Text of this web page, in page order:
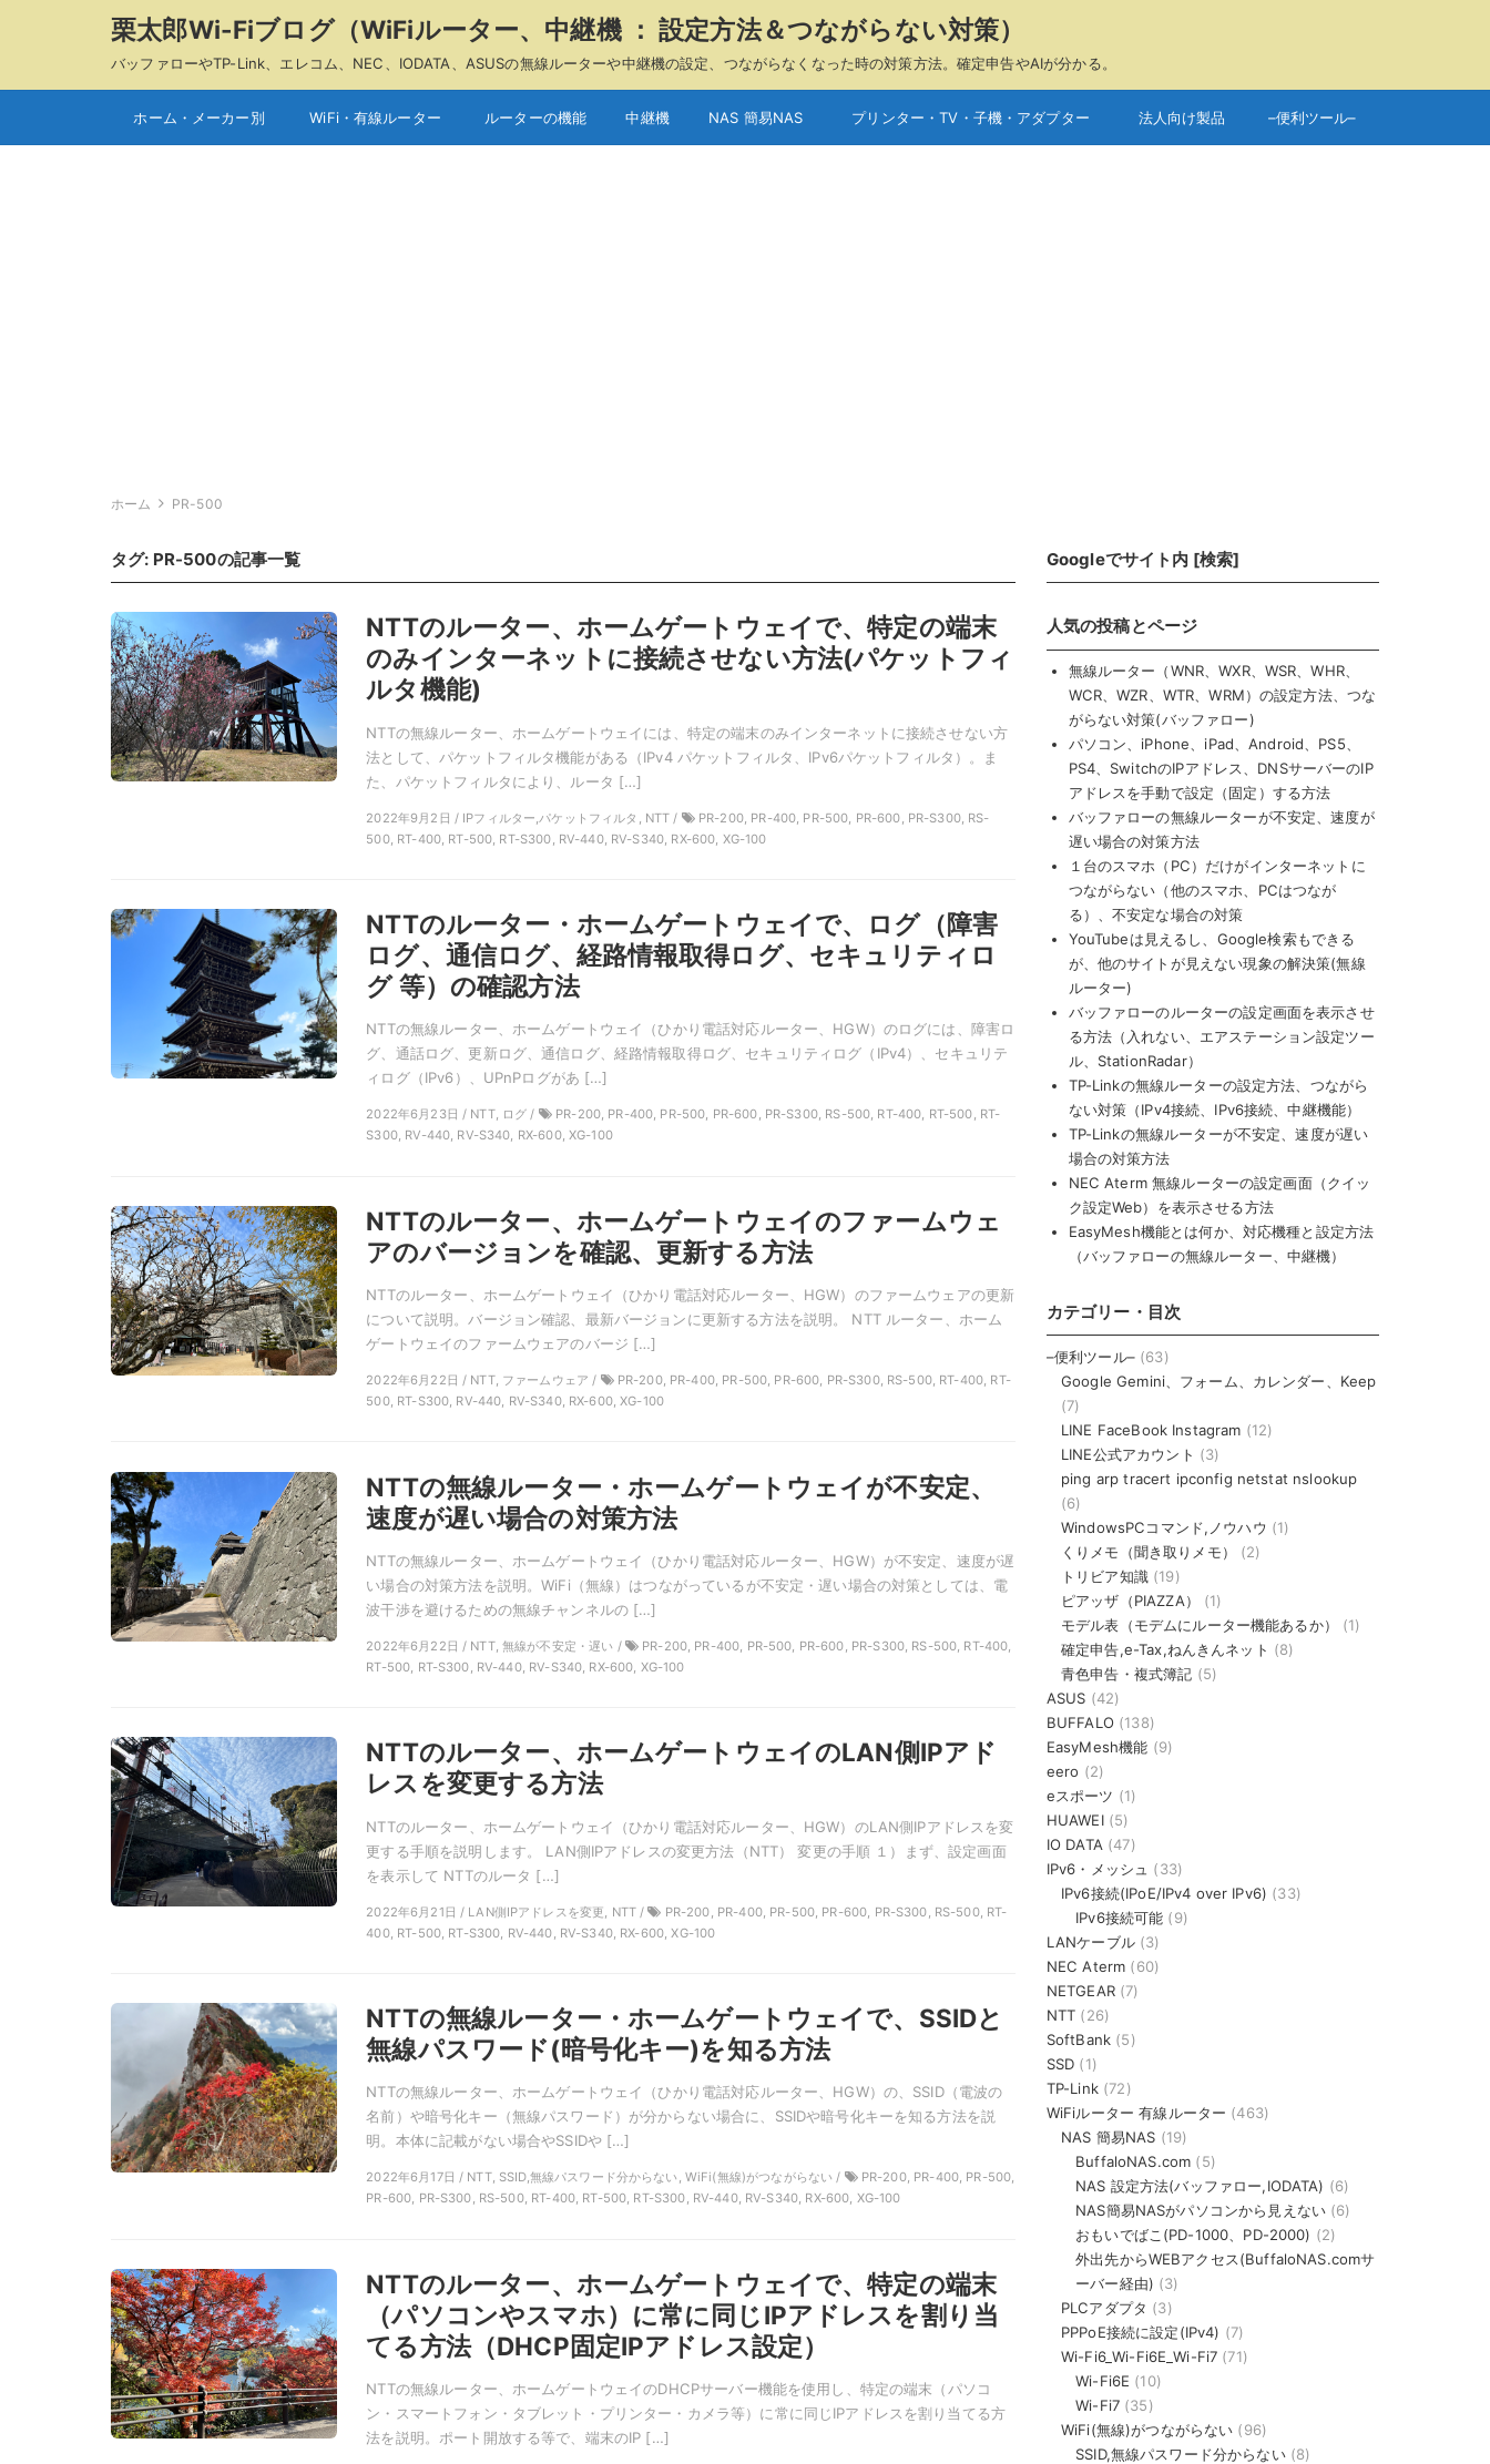
栗太郎Wi-Fiブログ（WiFiルーター、中継機 ： 設定方法＆つながらない対策）
バッファローやTP-Link、エレコム、NEC、IODATA、ASUSの無線ルーターや中継機の設定、つながらなくなった時の対策方法。確定申告やAIが分かる。
ホーム・メーカー別 WiFi・有線ルーター ルーターの機能 中継機 NAS 簡易NAS プリンター・TV・子機・アダプター 法人向け製品 –便利ツール–
ホーム PR-500
タグ: PR-500の記事一覧
NTTのルーター、ホームゲートウェイで、特定の端末
のみインターネットに接続させない方法(パケットフィ
ルタ機能)
NTTの無線ルーター、ホームゲートウェイには、特定の端末のみインターネットに接続させない方
法として、パケットフィルタ機能がある（IPv4 パケットフィルタ、IPv6パケットフィルタ）。ま
た、パケットフィルタにより、ルータ […]
2022年9月2日 / IPフィルター,パケットフィルタ, NTT /
PR-200, PR-400, PR-500, PR-600, PR-S300, RS-
500, RT-400, RT-500, RT-S300, RV-440, RV-S340, RX-600, XG-100
NTTのルーター・ホームゲートウェイで、ログ（障害
ログ、通信ログ、経路情報取得ログ、セキュリティロ
グ 等）の確認方法
NTTの無線ルーター、ホームゲートウェイ（ひかり電話対応ルーター、HGW）のログには、障害ロ
グ、通話ログ、更新ログ、通信ログ、経路情報取得ログ、セキュリティログ（IPv4）、セキュリテ
ィログ（IPv6）、UPnPログがあ […]
2022年6月23日 / NTT, ログ /
PR-200, PR-400, PR-500, PR-600, PR-S300, RS-500, RT-400, RT-500, RT-
S300, RV-440, RV-S340, RX-600, XG-100
NTTのルーター、ホームゲートウェイのファームウェ
アのバージョンを確認、更新する方法
NTTのルーター、ホームゲートウェイ（ひかり電話対応ルーター、HGW）のファームウェアの更新
について説明。バージョン確認、最新バージョンに更新する方法を説明。 NTT ルーター、ホーム
ゲートウェイのファームウェアのバージ […]
2022年6月22日 / NTT, ファームウェア /
PR-200, PR-400, PR-500, PR-600, PR-S300, RS-500, RT-400, RT-
500, RT-S300, RV-440, RV-S340, RX-600, XG-100
NTTの無線ルーター・ホームゲートウェイが不安定、
速度が遅い場合の対策方法
NTTの無線ルーター、ホームゲートウェイ（ひかり電話対応ルーター、HGW）が不安定、速度が遅
い場合の対策方法を説明。WiFi（無線）はつながっているが不安定・遅い場合の対策としては、電
波干渉を避けるための無線チャンネルの […]
2022年6月22日 / NTT, 無線が不安定・遅い /
PR-200, PR-400, PR-500, PR-600, PR-S300, RS-500, RT-400,
RT-500, RT-S300, RV-440, RV-S340, RX-600, XG-100
NTTのルーター、ホームゲートウェイのLAN側IPアド
レスを変更する方法
NTTのルーター、ホームゲートウェイ（ひかり電話対応ルーター、HGW）のLAN側IPアドレスを変
更する手順を説明します。 LAN側IPアドレスの変更方法（NTT） 変更の手順 １）まず、設定画面
を表示して NTTのルータ […]
2022年6月21日 / LAN側IPアドレスを変更, NTT /
PR-200, PR-400, PR-500, PR-600, PR-S300, RS-500, RT-
400, RT-500, RT-S300, RV-440, RV-S340, RX-600, XG-100
NTTの無線ルーター・ホームゲートウェイで、SSIDと
無線パスワード(暗号化キー)を知る方法
NTTの無線ルーター、ホームゲートウェイ（ひかり電話対応ルーター、HGW）の、SSID（電波の
名前）や暗号化キー（無線パスワード）が分からない場合に、SSIDや暗号化キーを知る方法を説
明。本体に記載がない場合やSSIDや […]
2022年6月17日 / NTT, SSID,無線パスワード分からない, WiFi(無線)がつながらない /
PR-200, PR-400, PR-500,
PR-600, PR-S300, RS-500, RT-400, RT-500, RT-S300, RV-440, RV-S340, RX-600, XG-100
NTTのルーター、ホームゲートウェイで、特定の端末
（パソコンやスマホ）に常に同じIPアドレスを割り当
てる方法（DHCP固定IPアドレス設定）
NTTの無線ルーター、ホームゲートウェイのDHCPサーバー機能を使用し、特定の端末（パソコ
ン・スマートフォン・タブレット・プリンター・カメラ等）に常に同じIPアドレスを割り当てる方
法を説明。ポート開放する等で、端末のIP […]
Googleでサイト内 [検索]
人気の投稿とページ
無線ルーター（WNR、WXR、WSR、WHR、
WCR、WZR、WTR、WRM）の設定方法、つな
がらない対策(バッファロー)
パソコン、iPhone、iPad、Android、PS5、
PS4、SwitchのIPアドレス、DNSサーバーのIP
アドレスを手動で設定（固定）する方法
バッファローの無線ルーターが不安定、速度が
遅い場合の対策方法
１台のスマホ（PC）だけがインターネットに
つながらない（他のスマホ、PCはつなが
る）、不安定な場合の対策
YouTubeは見えるし、Google検索もできる
が、他のサイトが見えない現象の解決策(無線
ルーター)
バッファローのルーターの設定画面を表示させ
る方法（入れない、エアステーション設定ツー
ル、StationRadar）
TP-Linkの無線ルーターの設定方法、つながら
ない対策（IPv4接続、IPv6接続、中継機能）
TP-Linkの無線ルーターが不安定、速度が遅い
場合の対策方法
NEC Aterm 無線ルーターの設定画面（クイッ
ク設定Web）を表示させる方法
EasyMesh機能とは何か、対応機種と設定方法
（バッファローの無線ルーター、中継機）
カテゴリー・目次
–便利ツール–(63)
Google Gemini、フォーム、カレンダー、Keep
(7)
LINE FaceBook Instagram (12)
LINE公式アカウント (3)
ping arp tracert ipconfig netstat nslookup
(6)
WindowsPCコマンド,ノウハウ (1)
くりメモ（聞き取りメモ）
(2)
トリビア知識(19)
ピアッザ（PIAZZA）
(1)
モデル表（モデムにルーター機能あるか）
(1)
確定申告,e-Tax,ねんきんネット (8)
青色申告・複式簿記 (5)
ASUS (42)
BUFFALO(138)
EasyMesh機能 (9)
eero (2)
eスポーツ (1)
HUAWEI(5)
IO DATA (47)
IPv6・メッシュ (33)
IPv6接続(IPoE/IPv4 over IPv6) (33)
IPv6接続可能 (9)
LANケーブル(3)
NEC Aterm (60)
NETGEAR(7)
NTT (26)
SoftBank (5)
SSD (1)
TP-Link(72)
WiFiルーター 有線ルーター (463)
NAS 簡易NAS (19)
BuffaloNAS.com (5)
NAS 設定方法(バッファロー,IODATA) (6)
NAS簡易NASがパソコンから見えない(6)
おもいでばこ(PD-1000、PD-2000) (2)
外出先からWEBアクセス(BuffaloNAS.comサ
ーバー経由) (3)
PLCアダプタ (3)
PPPoE接続に設定(IPv4) (7)
Wi-Fi6_Wi-Fi6E_Wi-Fi7 (71)
Wi-Fi6E (10)
Wi-Fi7 (35)
WiFi(無線)がつながらない (96)
SSID,無線パスワード分からない(8)